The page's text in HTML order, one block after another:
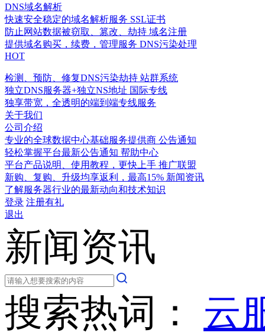
DNS域名解析
快速安全稳定的域名解析服务 SSL证书
防止网站数据被窃取、篡改、劫持 域名注册
提供域名购买，续费，管理服务 DNS污染处理
HOT
检测、预防、修复DNS污染劫持 站群系统
独立DNS服务器+独立NS地址 国际专线
独享带宽，全透明的端到端专线服务
关于我们
公司介绍
专业的全球数据中心基础服务提供商 公告通知
轻松掌握平台最新公告通知 帮助中心
平台产品说明、使用教程，更快上手 推广联盟
新购、复购、升级均享返利，最高15% 新闻资讯
了解服务器行业的最新动向和技术知识
登录 注册有礼
退出
新闻资讯
搜索热词： 云